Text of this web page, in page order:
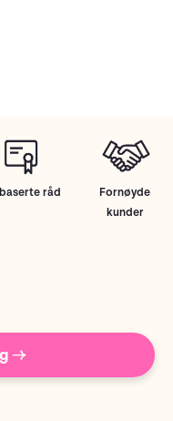
råd
Fornøyde
kunder
→